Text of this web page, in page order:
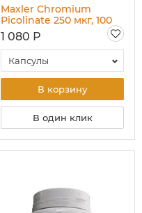
Maxler Chromium
Picolinate 250 мкг, 100
капс
1 080 Р
Капсулы
В корзину
В один клик